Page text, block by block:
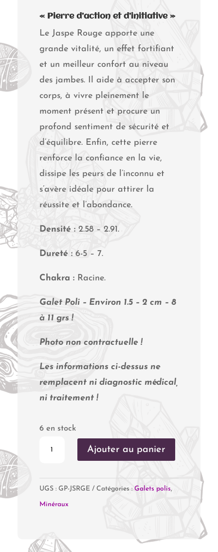
« Pierre d’action et d’initiative »
Le Jaspe Rouge apporte une
grande vitalité, un effet fortifiant
et un meilleur confort au niveau
des jambes. Il aide à accepter son
corps, à vivre pleinement le
moment présent et procure un
profond sentiment de sécurité et
d’équilibre. Enfin, cette pierre
renforce la confiance en la vie,
dissipe les peurs de l’inconnu et
s’avère idéale pour attirer la
réussite et l’abondance.
Densité :2.58 – 2.91.
Dureté :6-5 – 7.
Chakra : Racine.
Galet Poli – Environ 1.5 – 2 cm – 8
à 11 grs !
Photo non contractuelle !
Les informations ci-dessus ne
remplacent ni diagnostic médical,
ni traitement !
6 en stock
Rouge
Ajouter au panier
UGS : GP-JSRGE Catégories : Galets polis,
Minéraux